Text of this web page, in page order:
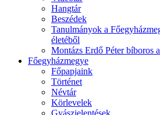
Hangtár
Beszédek
Tanulmányok a
életéből
Montázs Erdő Péter bíboros
Főegyházmegye
Főpapjaink
Történet
Névtár
Körlevelek
Gyászjelentések